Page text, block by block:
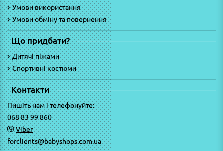
Умови використання
Умови обміну та повернення
Що придбати?
Дитячі піжами
Спортивні костюми
Контакти
Пишіть нам і телефонуйте:
068 83 99 860
Viber
forclients@babyshops.com.ua